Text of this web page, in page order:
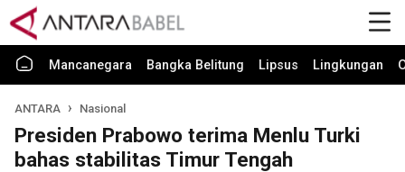
Mancanegara Bangka Belitung Lipsus Lingkungan
ANTARA Nasional
Presiden Prabowo terima Menlu Turki
bahas stabilitas Timur Tengah